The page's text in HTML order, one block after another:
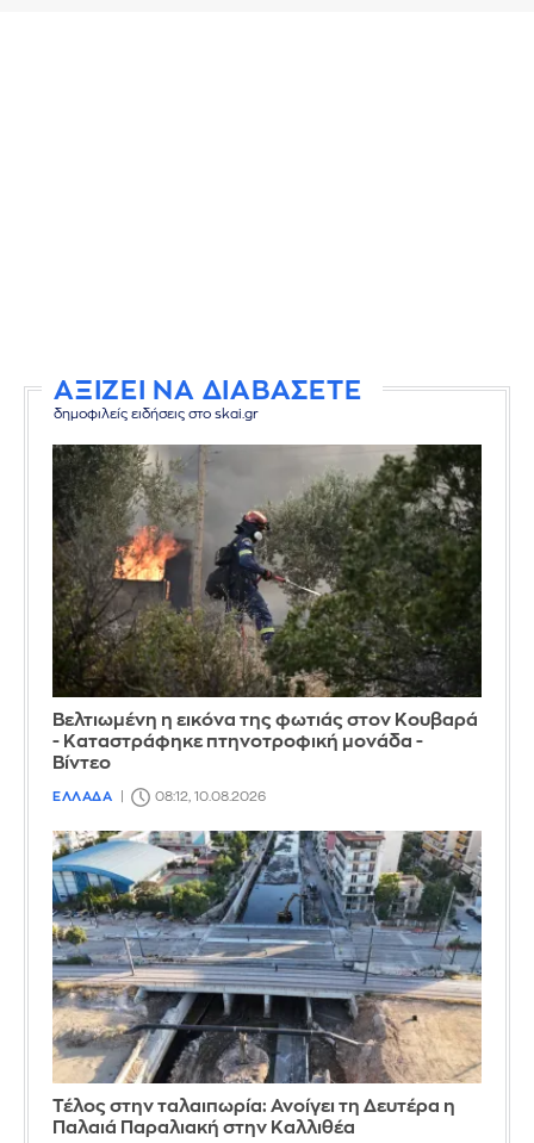
ΑΞΙΖΕΙ ΝΑ ΔΙΑΒΑΣΕΤΕ
δημοφιλείς ειδήσεις στο skai.gr
Βελτιωμένη η εικόνα της φωτιάς στον Κουβαρά
- Καταστράφηκε πτηνοτροφική μονάδα -
Βίντεο
ΕΛΛΑΔΑ 08:12, 10.08.2026
Τέλος στην ταλαιπωρία: Ανοίγει τη Δευτέρα η
Παλαιά Παραλιακή στην Καλλιθέα